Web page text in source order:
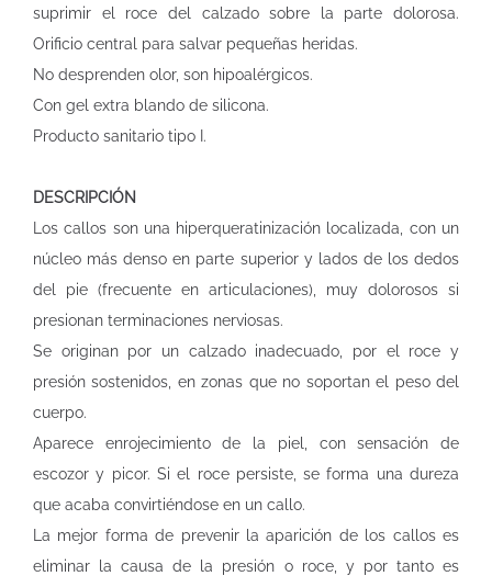
suprimir el roce del calzado sobre la parte dolorosa.
Orificio central para salvar pequeñas heridas.
No desprenden olor, son hipoalérgicos.
Con gel extra blando de silicona.
Producto sanitario tipo I.
DESCRIPCIÓN
Los callos son una hiperqueratinización localizada, con un
núcleo más denso en parte superior y lados de los dedos
del pie (frecuente en articulaciones), muy dolorosos si
presionan terminaciones nerviosas.
Se originan por un calzado inadecuado, por el roce y
presión sostenidos, en zonas que no soportan el peso del
cuerpo.
Aparece enrojecimiento de la piel, con sensación de
escozor y picor. Si el roce persiste, se forma una dureza
que acaba convirtiéndose en un callo.
La mejor forma de prevenir la aparición de los callos es
eliminar la causa de la presión o roce, y por tanto es